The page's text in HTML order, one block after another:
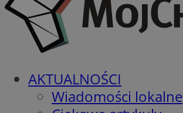
AKTUALNOŚCI
Wiadomości lokalne